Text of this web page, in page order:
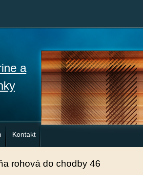
a
Kontakt
rohová do chodby 46